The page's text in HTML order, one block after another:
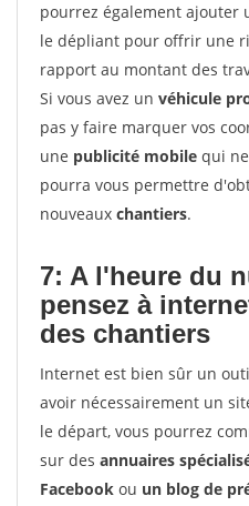
pourrez également ajouter
le dépliant pour offrir une
rapport au montant des
Si vous avez un véhicule
pas y faire marquer vos
une publicité mobile qui
pourra vous permettre
nouveaux chantiers.
7: A l'heure du
pensez à
des chantiers
Internet est bien sûr un
avoir nécessairement un
le départ, vous pourrez
sur des annuaires
Facebook ou un blog de